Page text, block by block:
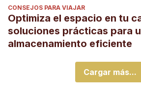
CONSEJOS PARA VIAJAR
Optimiza el espacio en tu
soluciones prácticas para
almacenamiento eficiente
Cargar más...